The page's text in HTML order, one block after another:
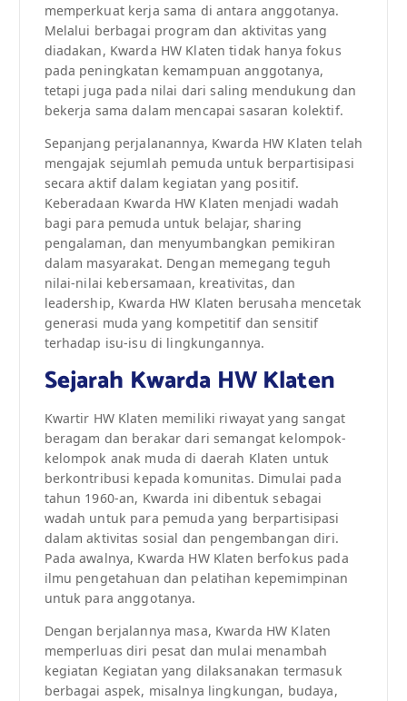
memperkuat kerja sama di antara anggotanya.
Melalui berbagai program dan aktivitas yang
diadakan, Kwarda HW Klaten tidak hanya fokus
pada peningkatan kemampuan anggotanya,
tetapi juga pada nilai dari saling mendukung dan
bekerja sama dalam mencapai sasaran kolektif.
Sepanjang perjalanannya, Kwarda HW Klaten telah
mengajak sejumlah pemuda untuk berpartisipasi
secara aktif dalam kegiatan yang positif.
Keberadaan Kwarda HW Klaten menjadi wadah
bagi para pemuda untuk belajar, sharing
pengalaman, dan menyumbangkan pemikiran
dalam masyarakat. Dengan memegang teguh
nilai-nilai kebersamaan, kreativitas, dan
leadership, Kwarda HW Klaten berusaha mencetak
generasi muda yang kompetitif dan sensitif
terhadap isu-isu di lingkungannya.
Sejarah Kwarda HW Klaten
Kwartir HW Klaten memiliki riwayat yang sangat
beragam dan berakar dari semangat kelompok-
kelompok anak muda di daerah Klaten untuk
berkontribusi kepada komunitas. Dimulai pada
tahun 1960-an, Kwarda ini dibentuk sebagai
wadah untuk para pemuda yang berpartisipasi
dalam aktivitas sosial dan pengembangan diri.
Pada awalnya, Kwarda HW Klaten berfokus pada
ilmu pengetahuan dan pelatihan kepemimpinan
untuk para anggotanya.
Dengan berjalannya masa, Kwarda HW Klaten
memperluas diri pesat dan mulai menambah
kegiatan Kegiatan yang dilaksanakan termasuk
berbagai aspek, misalnya lingkungan, budaya,